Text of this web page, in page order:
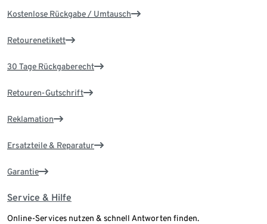
Kostenlose Rückgabe / Umtausch
Retourenetikett
30 Tage Rückgaberecht
Retouren-Gutschrift
Reklamation
Ersatzteile & Reparatur
Garantie
Service & Hilfe
Online-Services nutzen & schnell Antworten finden.